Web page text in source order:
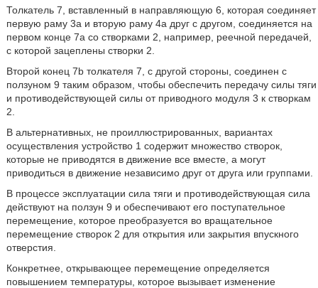
Толкатель 7, вставленный в направляющую 6, которая соединяет
первую раму 3a и вторую раму 4a друг с другом, соединяется на
первом конце 7a со створками 2, например, реечной передачей,
с которой зацеплены створки 2.
Второй конец 7b толкателя 7, с другой стороны, соединен с
ползуном 9 таким образом, чтобы обеспечить передачу силы тяги
и противодействующей силы от приводного модуля 3 к створкам
2.
В альтернативных, не проиллюстрированных, вариантах
осуществления устройство 1 содержит множество створок,
которые не приводятся в движение все вместе, а могут
приводиться в движение независимо друг от друга или группами.
В процессе эксплуатации сила тяги и противодействующая сила
действуют на ползун 9 и обеспечивают его поступательное
перемещение, которое преобразуется во вращательное
перемещение створок 2 для открытия или закрытия впускного
отверстия.
Конкретнее, открывающее перемещение определяется
повышением температуры, которое вызывает изменение